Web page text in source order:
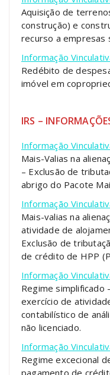
Aquisição de
construção) e
recurso a empresas
Informação
Redébito de
imóvel em
IRS –
Informação
Mais-Valias na
– Exclusão de
abrigo do Pacote
Informação
Mais-valias na
atividade de
Exclusão de
de crédito de HPP
Informação
Regime simplificado
exercício de
contabilístico de
não licenciado.
Informação
Regime excecional